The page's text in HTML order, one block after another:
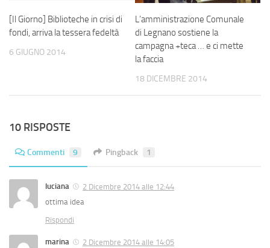
[Il Giorno] Biblioteche in crisi di
fondi, arriva la tessera fedeltà
6 GIUGNO 2014
L’amministrazione Comunale
di Legnano sostiene la
campagna +teca … e ci mette
la faccia
18 DICEMBRE 2014
10 RISPOSTE
Commenti 9 Pingback 1
luciana
2 Dicembre 2014 alle 12:44
ottima idea
Rispondi
marina
2 Dicembre 2014 alle 14:05